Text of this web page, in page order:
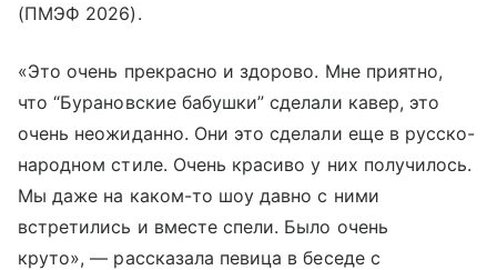
(ПМЭФ 2026).
«Это очень прекрасно и здорово. Мне приятно,
что “Бурановские бабушки” сделали кавер, это
очень неожиданно. Они это сделали еще в русско-
народном стиле. Очень красиво у них получилось.
Мы даже на каком-то шоу давно с ними
встретились и вместе спели. Было очень
круто», — рассказала певица в беседе с